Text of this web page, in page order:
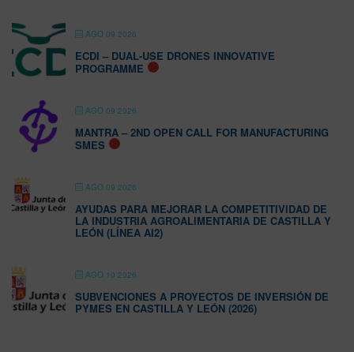
AGO 09 2026
ECDI – DUAL-USE DRONES INNOVATIVE
PROGRAMME
AGO 09 2026
MANTRA – 2ND OPEN CALL FOR MANUFACTURING
SMES
AGO 09 2026
AYUDAS PARA MEJORAR LA COMPETITIVIDAD DE
LA INDUSTRIA AGROALIMENTARIA DE CASTILLA Y
LEÓN (LÍNEA AI2)
AGO 10 2026
SUBVENCIONES A PROYECTOS DE INVERSIÓN DE
PYMES EN CASTILLA Y LEÓN (2026)